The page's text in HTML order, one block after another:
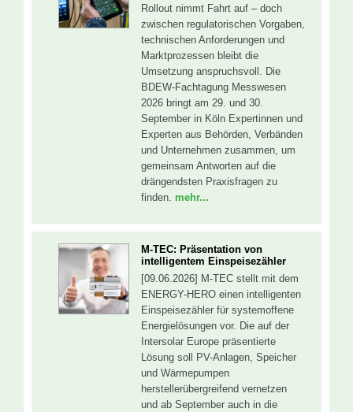
Rollout nimmt Fahrt auf – doch
zwischen regulatorischen Vorgaben,
technischen Anforderungen und
Marktprozessen bleibt die
Umsetzung anspruchsvoll. Die
BDEW-Fachtagung Messwesen
2026 bringt am 29. und 30.
September in Köln Expertinnen und
Experten aus Behörden, Verbänden
und Unternehmen zusammen, um
gemeinsam Antworten auf die
drängendsten Praxisfragen zu
finden. mehr...
M-TEC: Präsentation von
intelligentem Einspeisezähler
[09.06.2026] M-TEC stellt mit dem
ENERGY-HERO einen intelligenten
Einspeisezähler für systemoffene
Energielösungen vor. Die auf der
Intersolar Europe präsentierte
Lösung soll PV-Anlagen, Speicher
und Wärmepumpen
herstellerübergreifend vernetzen
und ab September auch in die